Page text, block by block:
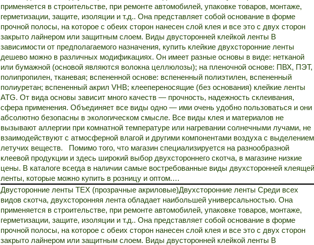
применяется в строительстве, при ремонте автомобилей, упаковке товаров, монтаже,
герметизации, защите, изоляции и т.д.. Она представляет собой основание в форме
прочной полосы, на которое с обеих сторон нанесен слой клея и все это с двух сторон
закрыто лайнером или защитным слоем. Виды двусторонней клейкой ленты В
зависимости от предполагаемого назначения, купить клейкие двухсторонние ленты
дешево можно в различных модификациях. Он имеет разные основы в виде: нетканой
или бумажной (основой являются волокна целлюлозы); на пленочной основе: ПВХ, ПЭТ,
полипропилен, тканевая; вспененной основе: вспененный полиэтилен, вспененный
полиуретан; вспененный акрил VHB; клеепереносящие (без основания) клейкие ленты
ATG. От вида основы зависит много качеств — прочность, надежность склеивания,
сфера применения. Объединяет все виды одно — ими очень удобно пользоваться и они
абсолютно безопасны в экологическом смысле. Все виды клея и материалов не
вызывают аллергии при комнатной температуре или нагревании солнечными лучами, не
взаимодействуют с атмосферной влагой и другими компонентами воздуха с выделением
летучих веществ. Помимо того, что магазин специализируется на разнообразной
клеевой продукции и здесь широкий выбор двухстороннего скотча, в магазине низкие
цены. В каталоге всегда в наличии самые востребованные виды двухсторонней клеящей
ленты, которые можно купить в розницу и оптом.…
Двусторонние ленты TEX (прозрачные акриловые)Двухсторонние ленты Среди всех
видов скотча, двухсторонняя лента обладает наибольшей универсальностью. Она
применяется в строительстве, при ремонте автомобилей, упаковке товаров, монтаже,
герметизации, защите, изоляции и т.д.. Она представляет собой основание в форме
прочной полосы, на которое с обеих сторон нанесен слой клея и все это с двух сторон
закрыто лайнером или защитным слоем. Виды двусторонней клейкой ленты В